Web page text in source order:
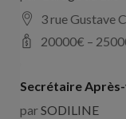
3 rue Gustave
20000€ –
Secrétaire
parSODILINE